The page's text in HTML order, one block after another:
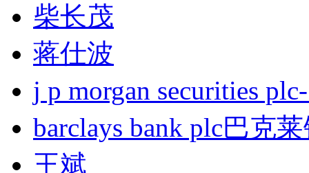
柴长茂
蒋仕波
j p morgan securities
barclays bank plc巴克
王斌